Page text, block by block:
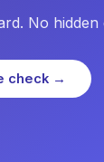
No hidden
check →